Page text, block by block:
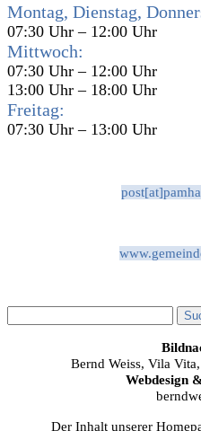
Montag, Dienstag,
07:30 Uhr – 12:00 Uhr
Mittwoch:
07:30 Uhr – 12:00 Uhr
13:00 Uhr – 18:00 Uhr
Freitag:
07:30 Uhr – 13:00 Uhr
Bernd Weiss, Vila
Webdesign
Der Inhalt unserer